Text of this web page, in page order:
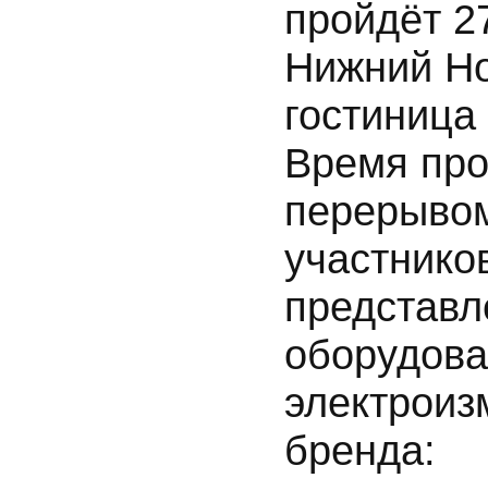
пройдёт
Нижний
Время
бренда: